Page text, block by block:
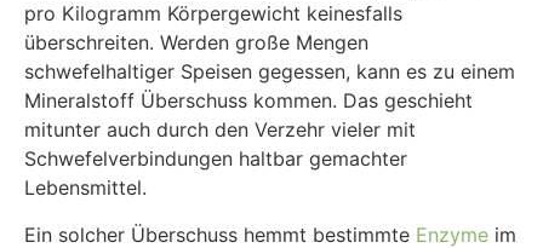
pro Kilogramm Körpergewicht keinesfalls
überschreiten. Werden große Mengen
schwefelhaltiger Speisen gegessen, kann es zu einem
Mineralstoff Überschuss kommen. Das geschieht
mitunter auch durch den Verzehr vieler mit
Schwefelverbindungen haltbar gemachter
Lebensmittel.
Ein solcher Überschuss hemmt bestimmte Enzyme im